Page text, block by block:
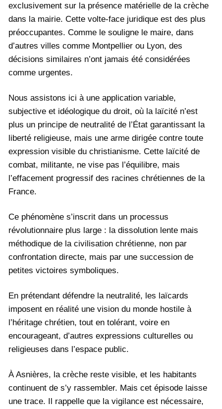
exclusivement sur la présence matérielle de la crèche
dans la mairie. Cette volte-face juridique est des plus
préoccupantes. Comme le souligne le maire, dans
d’autres villes comme Montpellier ou Lyon, des
décisions similaires n’ont jamais été considérées
comme urgentes.
Nous assistons ici à une application variable,
subjective et idéologique du droit, où la laïcité n’est
plus un principe de neutralité de l’État garantissant la
liberté religieuse, mais une arme dirigée contre toute
expression visible du christianisme. Cette laïcité de
combat, militante, ne vise pas l’équilibre, mais
l’effacement progressif des racines chrétiennes de la
France.
Ce phénomène s’inscrit dans un processus
révolutionnaire plus large : la dissolution lente mais
méthodique de la civilisation chrétienne, non par
confrontation directe, mais par une succession de
petites victoires symboliques.
En prétendant défendre la neutralité, les laïcards
imposent en réalité une vision du monde hostile à
l’héritage chrétien, tout en tolérant, voire en
encourageant, d’autres expressions culturelles ou
religieuses dans l’espace public.
À Asnières, la crèche reste visible, et les habitants
continuent de s’y rassembler. Mais cet épisode laisse
une trace. Il rappelle que la vigilance est nécessaire,